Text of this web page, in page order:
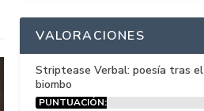
VALORACIONES
Striptease Verbal: poesía tras el
biombo
PUNTUACIÓN: